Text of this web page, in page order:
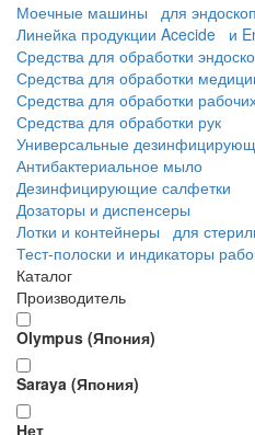
Моечные машины для
Линейка продукции Acecide и
Средства для обработки
Средства для обработки
Средства для обработки
Средства для обработки рук
Универсальные
Антибактериальное мыло
Дезинфицирующие салфетки
Дозаторы и диспенсеры
Лотки и контейнеры для
Тест-полоски и индикаторы
Каталог
Производитель
Olympus (Япония)
Saraya (Япония)
Нет